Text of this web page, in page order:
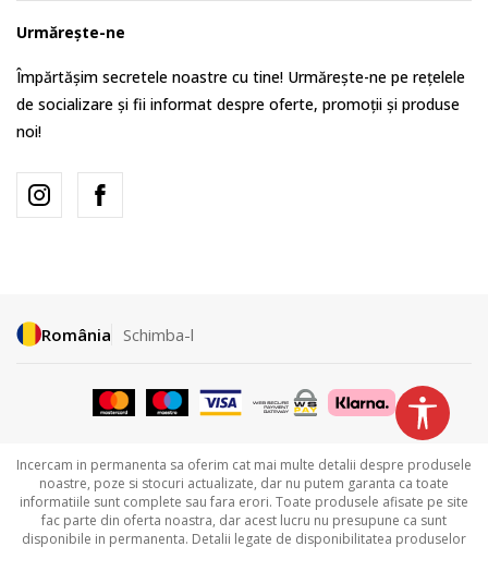
Urmărește-ne
Împărtășim secretele noastre cu tine! Urmărește-ne pe rețelele
de socializare și fii informat despre oferte, promoții și produse
noi!
România Schimba-l
Incercam in permanenta sa oferim cat mai multe detalii despre produsele
noastre, poze si stocuri actualizate, dar nu putem garanta ca toate
informatiile sunt complete sau fara erori. Toate produsele afisate pe site
fac parte din oferta noastra, dar acest lucru nu presupune ca sunt
disponibile in permanenta. Detalii legate de disponibilitatea produselor